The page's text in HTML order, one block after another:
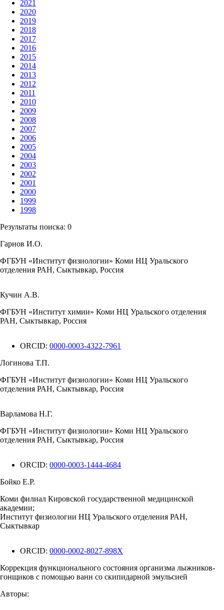
2021
2020
2019
2018
2017
2016
2015
2014
2013
2012
2011
2010
2009
2008
2007
2006
2005
2004
2003
2002
2001
2000
1999
1998
Результаты поиска: 0
Гарнов И.О.
ФГБУН «Институт физиологии» Коми НЦ Уральского
отделения РАН, Сыктывкар, Россия
Кучин А.В.
ФГБУН «Институт химии» Коми НЦ Уральского отделения
РАН, Сыктывкар, Россия
ORCID: 0000-0003-4322-7961
Логинова Т.П.
ФГБУН «Институт физиологии» Коми НЦ Уральского
отделения РАН, Сыктывкар, Россия
Варламова Н.Г.
ФГБУН «Институт физиологии» Коми НЦ Уральского
отделения РАН, Сыктывкар, Россия
ORCID: 0000-0003-1444-4684
Бойко Е.Р.
Коми филиал Кировской государственной медицинской
академии;
Институт физиологии НЦ Уральского отделения РАН,
Сыктывкар
ORCID: 0000-0002-8027-898X
Коррекция функционального состояния организма лыжников-
гонщиков с помощью ванн со скипидарной эмульсией
Авторы: